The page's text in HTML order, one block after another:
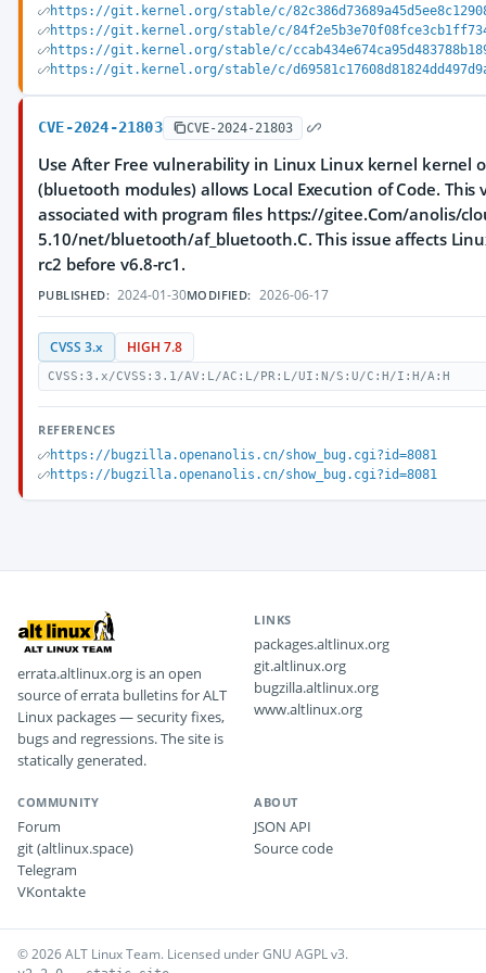
https://git.kernel.org/stable/c/
https://git.kernel.org/stable/c/
https://git.kernel.org/stable/c/
https://git.kernel.org/stable/c/
CVE-2024-21803 CVE-2024-21803
Use After Free vulnerability in Linux Linux kernel kernel
(bluetooth modules) allows Local Execution of Code. This
associated with program files https://gitee.Com/anolis/
5.10/net/bluetooth/af_bluetooth.C. This issue affects
rc2 before v6.8-rc1.
PUBLISHED: 2024-01-30MODIFIED: 2026-06-17
CVSS 3.x HIGH 7.8
CVSS:3.x/CVSS:3.1/AV:L/AC:L/PR:L/UI:N/S:U/C:H/I:H/A:H
REFERENCES
https://bugzilla.openanolis.cn/show_bug.cgi?id=8081
https://bugzilla.openanolis.cn/show_bug.cgi?id=8081
errata.altlinux.org is an open
source of errata bulletins for ALT
Linux packages — security fixes,
bugs and regressions. The site is
statically generated.
LINKS
packages.altlinux.org
git.altlinux.org
bugzilla.altlinux.org
www.altlinux.org
COMMUNITY
Forum
git (altlinux.space)
Telegram
VKontakte
ABOUT
JSON API
Source code
© 2026 ALT Linux Team. Licensed under GNU AGPL v3.